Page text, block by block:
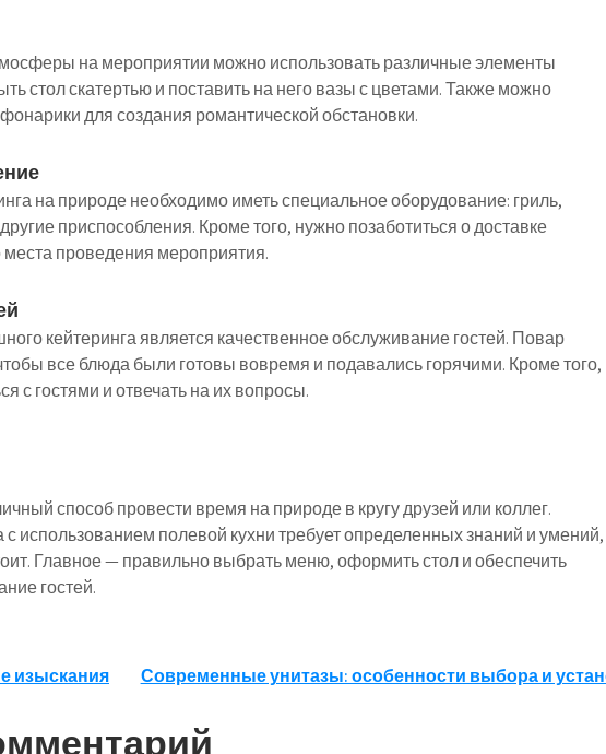
на мероприятии можно использовать различные элементы
стол скатертью и поставить на него вазы с цветами. Также можно
для создания романтической обстановки.
на природе необходимо иметь специальное оборудование: гриль,
приспособления. Кроме того, нужно позаботиться о доставке
места проведения мероприятия.
кейтеринга является качественное обслуживание гостей. Повар
все блюда были готовы вовремя и подавались горячими. Кроме того,
с гостями и отвечать на их вопросы.
способ провести время на природе в кругу друзей или коллег.
с использованием полевой кухни требует определенных знаний и умений,
Главное — правильно выбрать меню, оформить стол и обеспечить
гостей.
изыскания Современные унитазы: особенности выбора и